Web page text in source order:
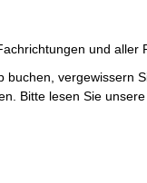
und aller
buchen, vergewissern
Bitte lesen Sie unsere